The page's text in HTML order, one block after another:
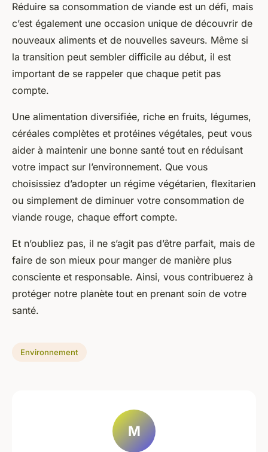
Réduire sa consommation de viande est un défi, mais
c’est également une occasion unique de découvrir de
nouveaux aliments et de nouvelles saveurs. Même si
la transition peut sembler difficile au début, il est
important de se rappeler que chaque petit pas
compte.
Une alimentation diversifiée, riche en fruits, légumes,
céréales complètes et protéines végétales, peut vous
aider à maintenir une bonne santé tout en réduisant
votre impact sur l’environnement. Que vous
choisissiez d’adopter un régime végétarien, flexitarien
ou simplement de diminuer votre consommation de
viande rouge, chaque effort compte.
Et n’oubliez pas, il ne s’agit pas d’être parfait, mais de
faire de son mieux pour manger de manière plus
consciente et responsable. Ainsi, vous contribuerez à
protéger notre planète tout en prenant soin de votre
santé.
Environnement
M